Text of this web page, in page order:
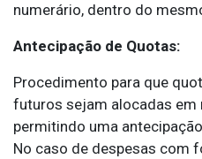
numerário, dentro do
Antecipação de Quotas:
Procedimento para que
futuros sejam alocadas em
permitindo uma
No caso de despesas com